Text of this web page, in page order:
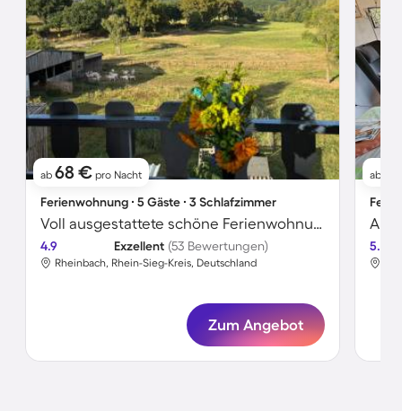
ab 68 € pro Nacht
Ferienwohnung ∙ 5 Gäste ∙ 3 Schlafzimmer
Voll ausgestattete schöne Ferienwohnung mit Grill, Garten und Sauna | Naturblick
4.9 Exzellent (53 Bewertungen)
Rheinbach, Rhein-Sieg-Kreis, Deutschland
Zum Angebot
ab
5.0